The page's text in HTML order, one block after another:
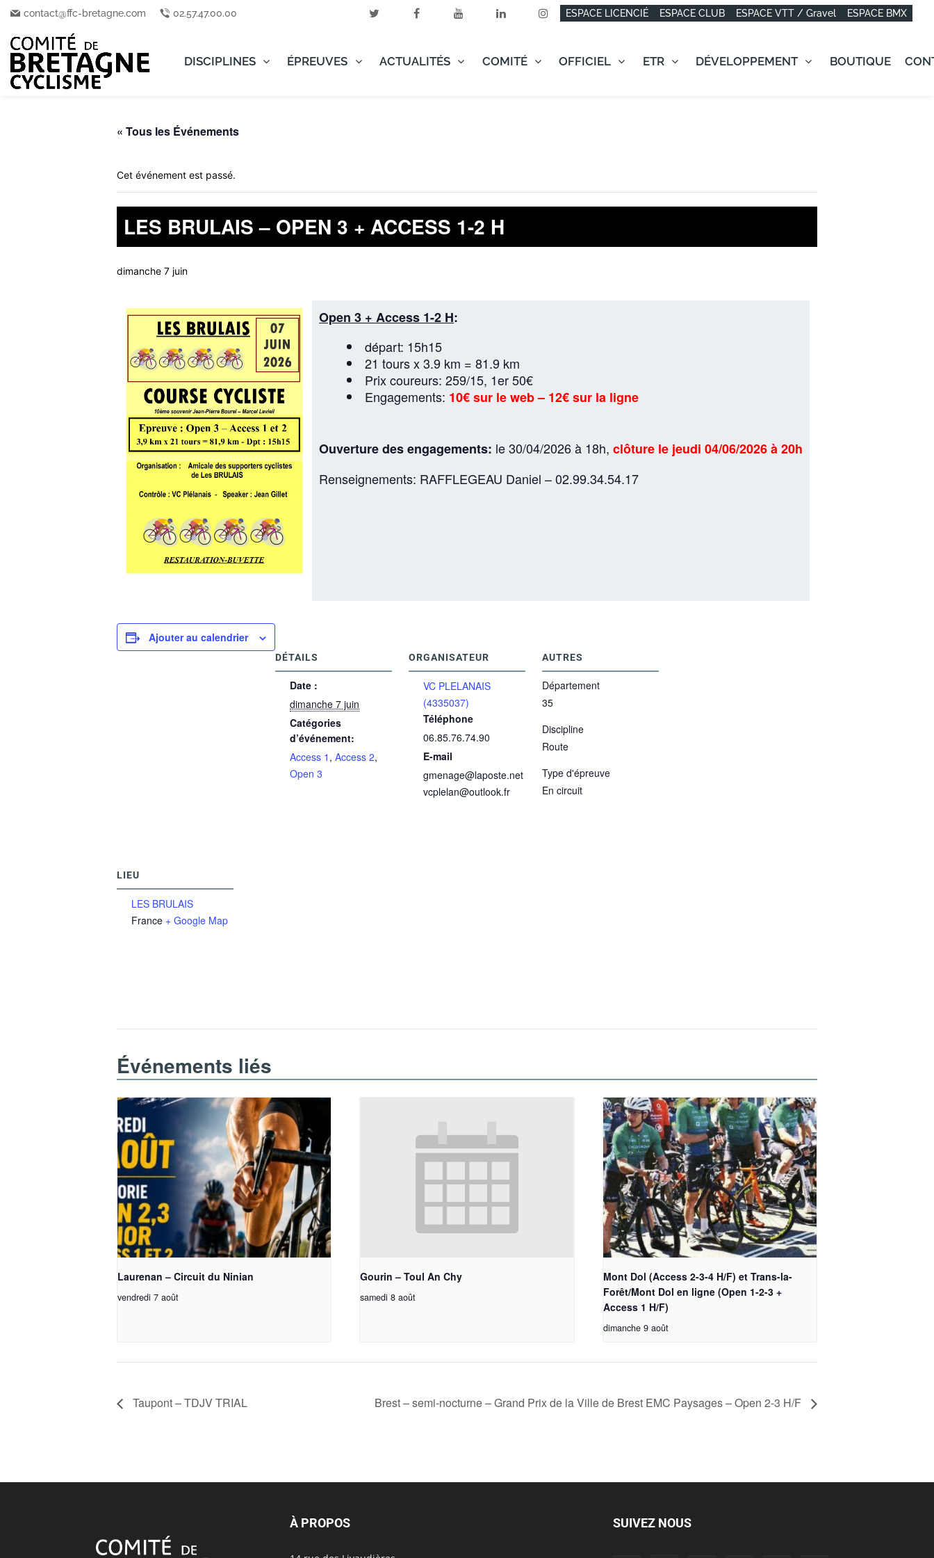
contact@ffc-bretagne.com 02.57.47.00.00 ESPACE LICENCIÉ ESPACE CLUB ESPACE VTT / Gravel ESPACE BMX
DISCIPLINES ÉPREUVES ACTUALITÉS COMITÉ OFFICIEL ETR DÉVELOPPEMENT BOUTIQUE
« Tous les Événements
Cet événement est passé.
LES BRULAIS – OPEN 3 + ACCESS 1-2 H
dimanche 7 juin
Open 3 + Access 1-2 H:
départ: 15h15
21 tours x 3.9 km = 81.9 km
Prix coureurs: 259/15, 1er 50€
Engagements: 10€ sur le web – 12€ sur la ligne
Ouverture des engagements: le 30/04/2026 à 18h,clôture le jeudi 04/06/2026 à 20h
Renseignements: RAFFLEGEAU Daniel – 02.99.34.54.17
Ajouter au calendrier
DÉTAILS
Date :
dimanche 7 juin
Catégories
d’événement:
Access 1 , Access 2,
Open 3
ORGANISATEUR
VC PLELANAIS
(4335037)
Téléphone
06.85.76.74.90
E-mail
gmenage@laposte.net
vcplelan@outlook.fr
AUTRES
Département
35
Discipline
Route
Type d'épreuve
En circuit
LIEU
LES BRULAIS
France + Google Map
Événements liés
Laurenan – Circuit du Ninian
vendredi 7 août
Gourin – Toul An Chy
samedi 8 août
Mont Dol (Access 2-3-4 H/F) et Trans-la-
Forêt/Mont Dol en ligne (Open 1-2-3 +
Access 1 H/F)
dimanche 9 août
Taupont – TDJV TRIAL Brest – semi-nocturne – Grand Prix de la Ville de Brest EMC Paysages – Open 2-3 H/F
À PROPOS SUIVEZ NOUS